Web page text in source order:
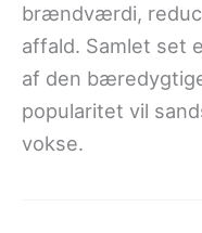
brændværdi,
affald. Samlet set
af den
popularitet vil
vokse.